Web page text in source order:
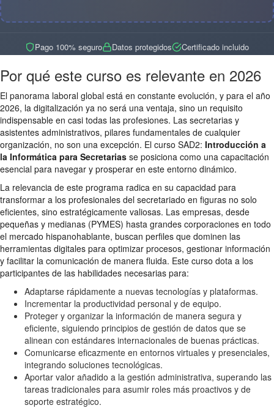
Pago 100% seguro Datos protegidos Certificado incluido
Por qué este curso es relevante en 2026
El panorama laboral global está en constante evolución, y para el año
2026, la digitalización ya no será una ventaja, sino un requisito
indispensable en casi todas las profesiones. Las secretarias y
asistentes administrativos, pilares fundamentales de cualquier
organización, no son una excepción. El curso SAD2: Introducción a
la Informática para Secretarias se posiciona como una capacitación
esencial para navegar y prosperar en este entorno dinámico.
La relevancia de este programa radica en su capacidad para
transformar a los profesionales del secretariado en figuras no solo
eficientes, sino estratégicamente valiosas. Las empresas, desde
pequeñas y medianas (PYMES) hasta grandes corporaciones en todo
el mercado hispanohablante, buscan perfiles que dominen las
herramientas digitales para optimizar procesos, gestionar información
y facilitar la comunicación de manera fluida. Este curso dota a los
participantes de las habilidades necesarias para:
Adaptarse rápidamente a nuevas tecnologías y plataformas.
Incrementar la productividad personal y de equipo.
Proteger y organizar la información de manera segura y
eficiente, siguiendo principios de gestión de datos que se
alinean con estándares internacionales de buenas prácticas.
Comunicarse eficazmente en entornos virtuales y presenciales,
integrando soluciones tecnológicas.
Aportar valor añadido a la gestión administrativa, superando las
tareas tradicionales para asumir roles más proactivos y de
soporte estratégico.